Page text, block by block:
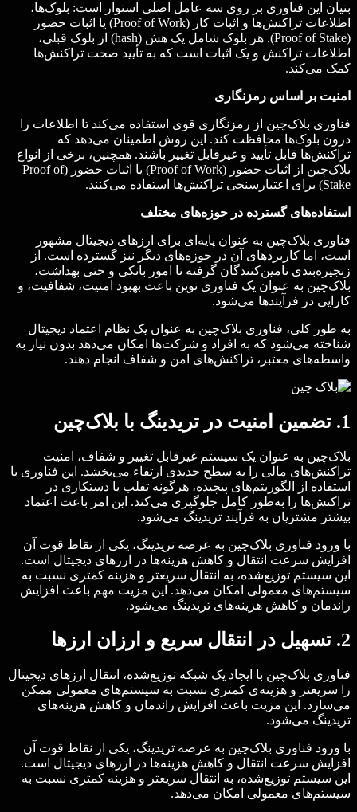
بنیان این فناوری بر روی سه عامل اصلی استوار است: بلوک‌ها،
اطلاعات تراکنش‌ها و اثبات کار (Proof of Work) یا اثبات حضور
(Proof of Stake). هر بلوک شامل یک هش (hash) از بلوک قبلی،
اطلاعات تراکنش و یک اثبات است که به تأیید صحت تراکنش‌ها
کمک می‌کند.
امنیت بر اساس رمزنگاری
فناوری بلاک‌چین از رمزنگاری قوی استفاده می‌کند تا اطلاعات را
درون بلوک‌ها محافظت کند. این روش اطمینان می‌دهد که
تراکنش‌ها قابل تأیید و غیرقابل تغییر باشند. همچنین، برخی از انواع
بلاک‌چین از اثبات حضور (Proof of Work) یا اثبات حضور (Proof of
Stake) برای اعتبارسنجی تراکنش‌ها استفاده می‌کنند.
استفاده‌های گسترده در حوزه‌های مختلف
فناوری بلاک‌چین به عنوان پایه‌ای برای ارزهای دیجیتال مشهور
است، اما کاربردهای آن در حوزه‌های دیگر نیز گسترده است. از
زنجیره‌بندی تامین‌کنندگان گرفته تا امور بانکی و حتی بهداشت،
بلاک‌چین به عنوان یک فناوری نوین باعث بهبود امنیت، شفافیت، و
کارایی در فرآیندها می‌شود.
به طور کلی، فناوری بلاک‌چین به عنوان یک نظام اعتماد دیجیتال
شناخته می‌شود که به افراد و شرکت‌ها امکان می‌دهد بدون نیاز به
واسطه‌های معتبر، تراکنش‌های امن و شفاف انجام دهند.
1. تضمین امنیت در تریدینگ با بلاک‌چین
بلاک‌چین به عنوان یک سیستم غیرقابل تغییر و شفاف، امنیت
تراکنش‌های مالی را به سطح جدیدی ارتقاء می‌بخشد. این فناوری با
استفاده از الگوریتم‌های پیچیده، هرگونه تقلب یا دستکاری در
تراکنش‌ها را به‌طور کامل جلوگیری می‌کند. این امر باعث اعتماد
بیشتر مشتریان به فرآیند تریدینگ می‌شود.
با ورود فناوری بلاک‌چین به عرصه تریدینگ، یکی از نقاط قوت آن
افزایش سرعت انتقال و کاهش هزینه‌ها در ارزهای دیجیتال است.
این سیستم توزیع‌شده، به انتقال سریعتر و هزینه کمتری نسبت به
سیستم‌های معمولی امکان می‌دهد. این مزیت مهم باعث افزایش
راندمان و کاهش هزینه‌های تریدینگ می‌شود.
2. تسهیل در انتقال سریع و ارزان ارزها
فناوری بلاک‌چین با ایجاد یک شبکه توزیع‌شده، انتقال ارزهای دیجیتال
را سریعتر و هزینه‌ی کمتری نسبت به سیستم‌های معمولی ممکن
می‌سازد. این مزیت باعث افزایش راندمان و کاهش هزینه‌های
تریدینگ می‌شود.
با ورود فناوری بلاک‌چین به عرصه تریدینگ، یکی از نقاط قوت آن
افزایش سرعت انتقال و کاهش هزینه‌ها در ارزهای دیجیتال است.
این سیستم توزیع‌شده، به انتقال سریعتر و هزینه کمتری نسبت به
سیستم‌های معمولی امکان می‌دهد.